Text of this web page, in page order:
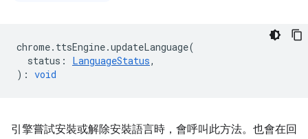
chrome. ttsEngine.updateLanguage(
status : LanguageStatus,
) : void
引擎嘗試安裝或解除安裝語言時，會呼叫此方法。也會在回